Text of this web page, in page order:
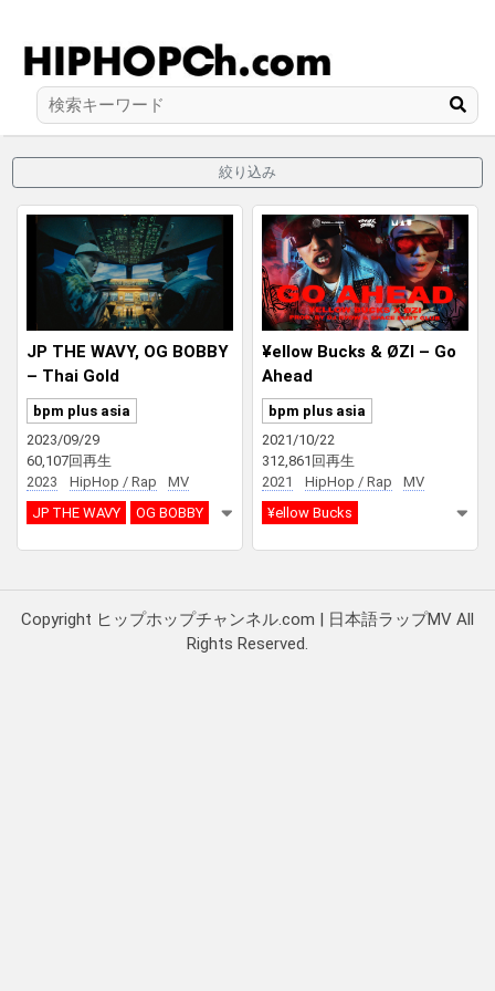
絞り込み
JP THE WAVY, OG BOBBY
– Thai Gold
bpm plus asia
2023/09/29
60,107回再生
2023
HipHop / Rap
MV
JP THE WAVY
OG BOBBY
¥ellow Bucks & ØZI – Go
Ahead
bpm plus asia
2021/10/22
312,861回再生
2021
HipHop / Rap
MV
¥ellow Bucks
Copyright ヒップホップチャンネル.com | 日本語ラップMV All
Rights Reserved.